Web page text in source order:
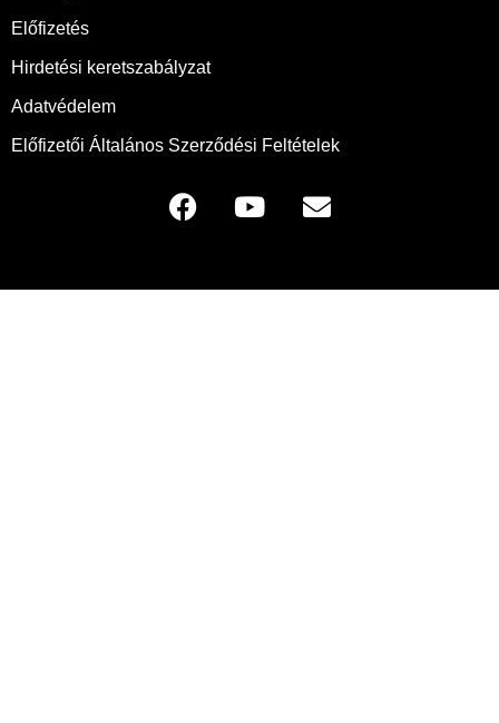
Előfizetés
Hirdetési keretszabályzat
Adatvédelem
Előfizetői Általános Szerződési Feltételek